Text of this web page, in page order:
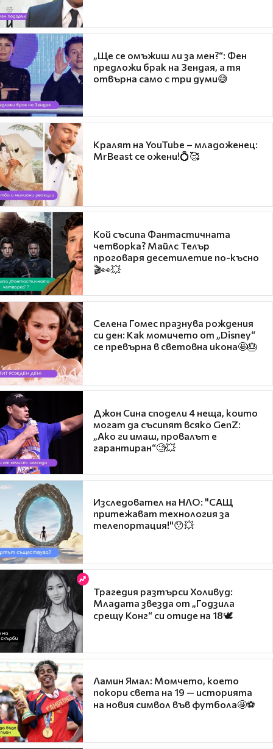
„Ще се омъжиш ли за мен?“: Фен
предложи брак на Зендая, а тя
отвърна само с три думи😅
Кралят на YouTube – младоженец:
MrBeast се ожени!💍🥰
Кой съсипа Фантастичната
четворка? Майлс Телър
проговаря десетилетие по-късно
🎬👀💥
Селена Гомес празнува рождения
си ден: Как момичето от „Disney“
се превърна в световна икона🤩🎂
Джон Сина сподели 4 неща, които
могат да съсипят всяко GenZ:
„Ако ги имаш, провалът е
гарантиран“🧐💥
Изследовател на НЛО: "САЩ
притежават технология за
телепортация!"😯💥
Трагедия разтърси Холивуд:
Младата звезда от „Годзила
срещу Конг“ си отиде на 18🕊️
Ламин Ямал: Момчето, което
покори света на 19 — историята
на новия символ във футбола🤩⚽